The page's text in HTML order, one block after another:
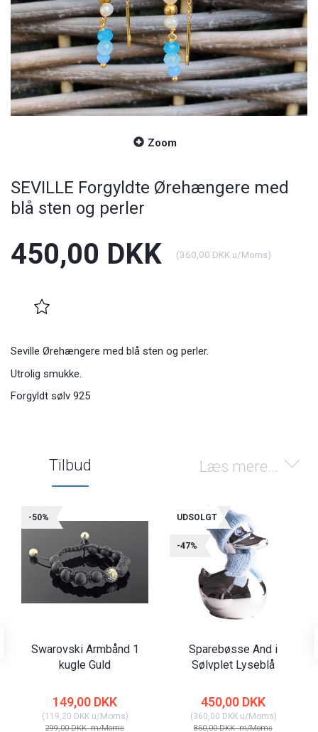
Zoom
SEVILLE Forgyldte Ørehængere med
blå sten og perler
450,00 DKK (360,00 DKK u/Moms)
Seville Ørehængere med blå sten og perler.
Utrolig smukke.
Forgyldt sølv 925
Læs mere...
Tilbud
-50%
Swarovski Armbånd 1
kugle Guld
149,00 DKK
(119,20 DKKu/Moms)
299,00 DKKm/Moms
UDSOLGT
-47%
Sparebøsse And i
Sølvplet Lyseblå
450,00 DKK
(360,00 DKKu/Moms)
850,00 DKKm/Moms